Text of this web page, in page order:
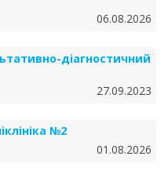
06.08.2026
діагностичний
27.09.2023
№2
01.08.2026